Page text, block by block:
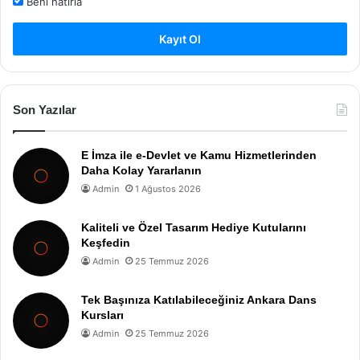
Kayıt Ol
Son Yazılar
E İmza ile e-Devlet ve Kamu Hizmetlerinden
Daha Kolay Yararlanın
Admin 1 Ağustos 2026
Kaliteli ve Özel Tasarım Hediye Kutularını
Keşfedin
Admin 25 Temmuz 2026
Tek Başınıza Katılabileceğiniz Ankara Dans
Kursları
Admin 25 Temmuz 2026